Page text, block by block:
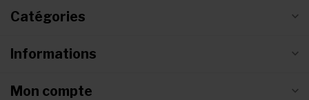
Catégories
Informations
Mon compte